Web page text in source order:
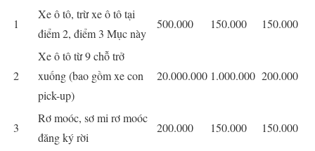
1
Xe ô tô, trừ xe ô tô tại
điểm 2, điểm 3 Mục này
500.000 150.000 150.000
2
Xe ô tô từ 9 chỗ trở
xuống (bao gồm xe con
pick-up)
20.000.000 1.000.000 200.000
3
Rơ moóc, sơ mi rơ moóc
đăng ký rời
200.000 150.000 150.000